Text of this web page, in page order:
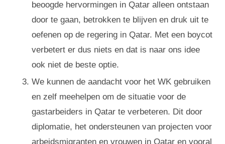
beoogde hervormingen in Qatar alleen ontstaan
door te gaan, betrokken te blijven en druk uit te
oefenen op de regering in Qatar. Met een boycot
verbetert er dus niets en dat is naar ons idee
ook niet de beste optie.
We kunnen de aandacht voor het WK gebruiken
en zelf meehelpen om de situatie voor de
gastarbeiders in Qatar te verbeteren. Dit door
diplomatie, het ondersteunen van projecten voor
arbeidsmigranten en vrouwen in Qatar en vooral